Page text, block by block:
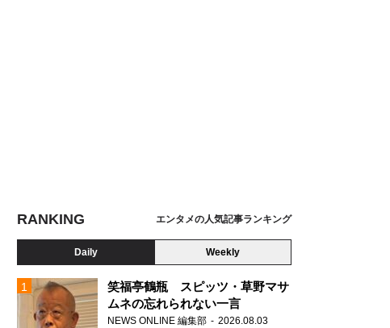
RANKING エンタメの人気記事ランキング
Daily Weekly
笑福亭鶴瓶 スピッツ・草野マサ
ムネの忘れられない一言
NEWS ONLINE 編集部 2026.08.03